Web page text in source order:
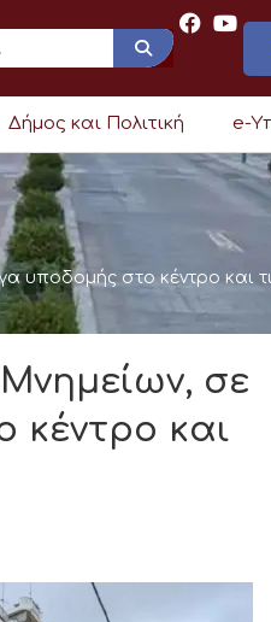
Δήμος και Πολιτική e-
υποδομής στο κέντρο και
σε
κέντρο και